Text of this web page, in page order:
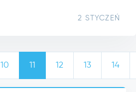
2 STYCZEŃ
10 11 12 13 14